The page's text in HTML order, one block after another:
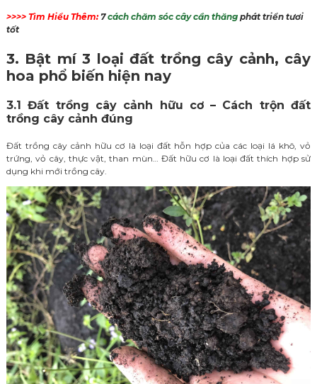
>>>> Tìm Hiểu Thêm:7cách chăm sóc cây cần thăng phát triển tươi
tốt
3. Bật mí 3 loại đất trồng cây cảnh, cây
hoa phổ biến hiện nay
3.1 Đất trồng cây cảnh hữu cơ – Cách trộn đất
trồng cây cảnh đúng
Đất trồng cây cảnh hữu cơ là loại đất hỗn hợp của các loại lá khô, vỏ
trứng, vỏ cây, thực vật, than mùn… Đất hữu cơ là loại đất thích hợp sử
dụng khi mới trồng cây.